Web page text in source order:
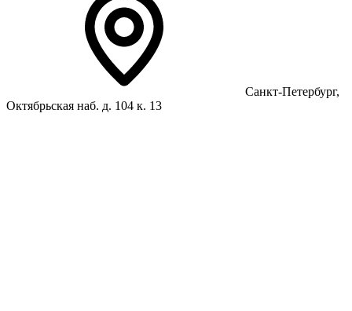
Санкт-Петербург,
Октябрьская наб. д. 104 к. 13